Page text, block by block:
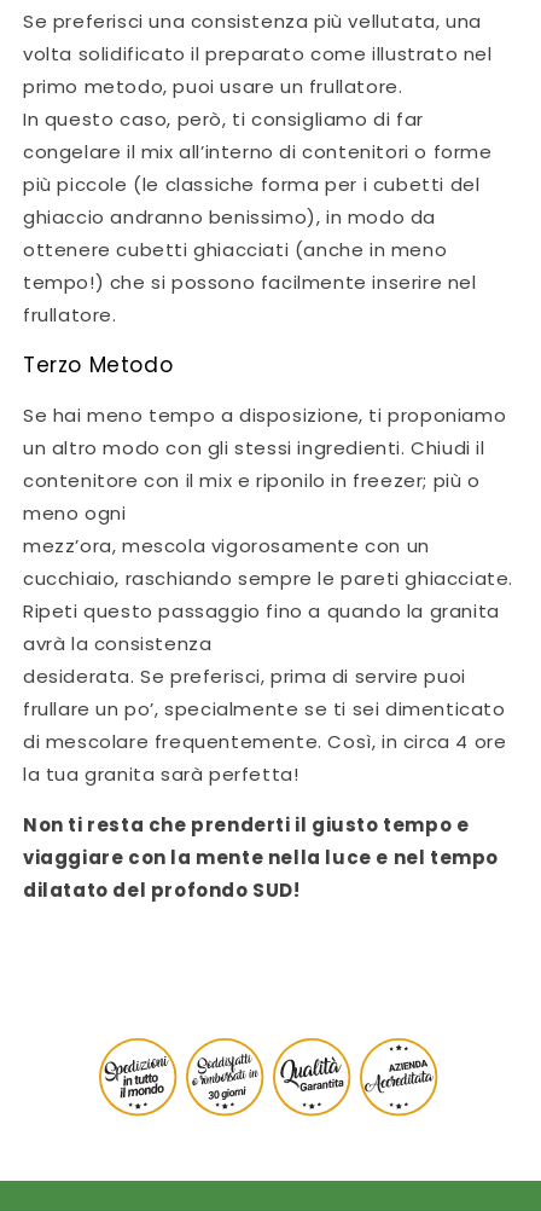
Se preferisci una consistenza più vellutata, una
volta solidificato il preparato come illustrato nel
primo metodo, puoi usare un frullatore.
In questo caso, però, ti consigliamo di far
congelare il mix all’interno di contenitori o forme
più piccole (le classiche forma per i cubetti del
ghiaccio andranno benissimo), in modo da
ottenere cubetti ghiacciati (anche in meno
tempo!) che si possono facilmente inserire nel
frullatore.
Terzo Metodo
Se hai meno tempo a disposizione, ti proponiamo
un altro modo con gli stessi ingredienti. Chiudi il
contenitore con il mix e riponilo in freezer; più o
meno ogni
mezz’ora, mescola vigorosamente con un
cucchiaio, raschiando sempre le pareti ghiacciate.
Ripeti questo passaggio fino a quando la granita
avrà la consistenza
desiderata. Se preferisci, prima di servire puoi
frullare un po’, specialmente se ti sei dimenticato
di mescolare frequentemente. Così, in circa 4 ore
la tua granita sarà perfetta!
Non ti resta che prenderti il giusto tempo e
viaggiare con la mente nella luce e nel tempo
dilatato del profondo SUD!